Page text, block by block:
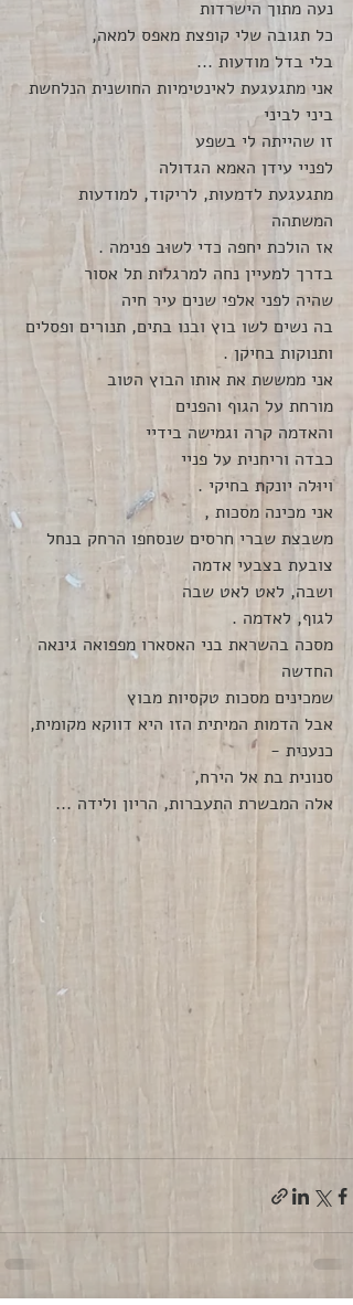
נעה מתוך הישרדות
כל תגובה שלי קופצת מאפס למאה,
בלי בדל מודעות ...
אני מתגעגעת לאינטימיות החושנית הנלחשת
ביני לביני
זו שהייתה לי בשפע
לפניי עידן האמא הגדולה
מתגעגעת לדמעות, לריקוד, למודעות
המשתהה
אז הולכת יחפה כדי לשוּב פנימה .
בדרך למעיין נחה למרגלות תל אסור
שהיה לפני אלפי שנים עיר חיה
בה נשים לשו בוץ ובנו בתים, תנורים ופסלים
ותנוקות בחיקן .
אני ממששת את אותו הבוץ הטוב
מורחת על הגוף והפנים
והאדמה קרה וגמישה בידיי
כבדה וריחנית על פניי
ויוּלה יונקת בחיקי .
אני מכינה מסכות ,
משבצת שברי חרסים שנסחפו הרחק בנחל
צובעת בצבעי אדמה
ושבה, לאט לאט שבה
לגוף, לאדמה .
מסכה בהשראת בני האסארו מפפואה גינאה
החדשה
שמכינים מסכות טקסיות מבוץ
אבל הדמות המיתית הזו היא דווקא מקומית,
כנענית -
סנונית בת אל הירח,
אלה המבשרת התעברות, הריון ולידה ...